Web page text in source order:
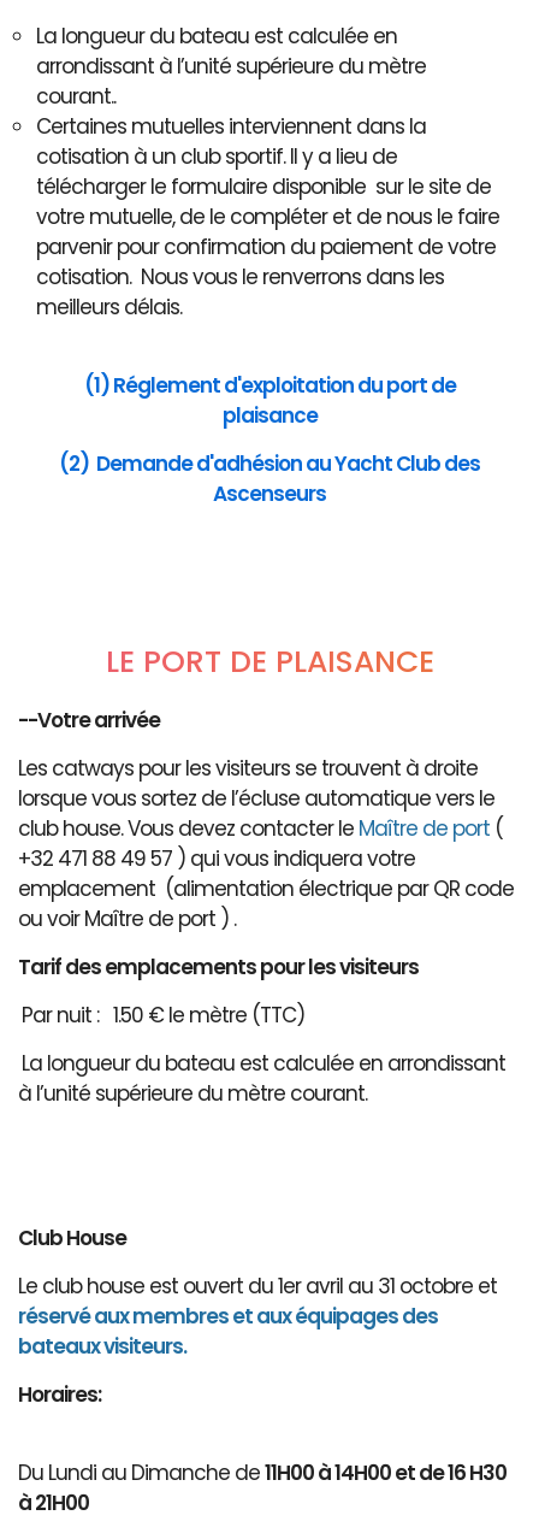
La longueur du bateau est calculée en
arrondissant à l’unité supérieure du mètre
courant..
Certaines mutuelles interviennent dans la
cotisation à un club sportif. Il y a lieu de
télécharger le formulaire disponible sur le site de
votre mutuelle, de le compléter et de nous le faire
parvenir pour confirmation du paiement de votre
cotisation. Nous vous le renverrons dans les
meilleurs délais.
(1) Réglement d'exploitation du port de
plaisance
(2) Demande d'adhésion au Yacht Club des
Ascenseurs
LE PORT DE PLAISANCE
--Votre arrivée
Les catways pour les visiteurs se trouvent à droite
lorsque vous sortez de l’écluse automatique vers le
club house. Vous devez contacter le Maître de port (
+32 471 88 49 57 ) qui vous indiquera votre
emplacement (alimentation électrique par QR code
ou voir Maître de port ) .
Tarif des emplacements pour les visiteurs
Par nuit : 1.50 € le mètre (TTC)
La longueur du bateau est calculée en arrondissant
à l’unité supérieure du mètre courant.
Club House
Le club house est ouvert du 1er avril au 31 octobre et
réservé aux membres et aux équipages des
bateaux visiteurs.
Horaires:
Du Lundi au Dimanche de11H00 à 14H00 et de 16 H30
à 21H00